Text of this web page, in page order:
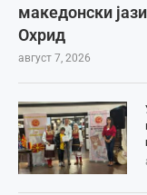
македонски
Охрид
август 7, 2026